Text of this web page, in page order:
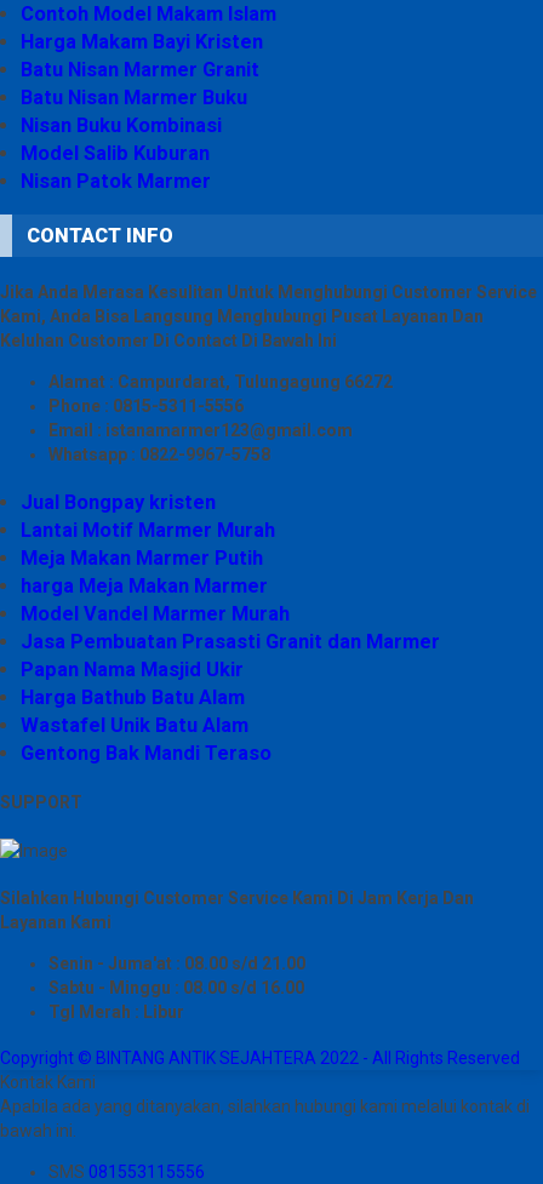
Contoh Model Makam Islam
Harga Makam Bayi Kristen
Batu Nisan Marmer Granit
Batu Nisan Marmer Buku
Nisan Buku Kombinasi
Model Salib Kuburan
Nisan Patok Marmer
CONTACT INFO
Jika Anda Merasa Kesulitan Untuk Menghubungi Customer Service
Kami, Anda Bisa Langsung Menghubungi Pusat Layanan Dan
Keluhan Customer Di Contact Di Bawah Ini
Alamat : Campurdarat, Tulungagung 66272
Phone : 0815-5311-5556
Email : istanamarmer123@gmail.com
Whatsapp : 0822-9967-5758
Jual Bongpay kristen
Lantai Motif Marmer Murah
Meja Makan Marmer Putih
harga Meja Makan Marmer
Model Vandel Marmer Murah
Jasa Pembuatan Prasasti Granit dan Marmer
Papan Nama Masjid Ukir
Harga Bathub Batu Alam
Wastafel Unik Batu Alam
Gentong Bak Mandi Teraso
SUPPORT
Silahkan Hubungi Customer Service Kami Di Jam Kerja Dan
Layanan Kami
Senin - Juma'at : 08.00 s/d 21.00
Sabtu - Minggu : 08.00 s/d 16.00
Tgl Merah : Libur
Copyright © BINTANG ANTIK SEJAHTERA 2022 - All Rights Reserved
Kontak Kami
Apabila ada yang ditanyakan, silahkan hubungi kami melalui kontak di
bawah ini.
SMS 081553115556